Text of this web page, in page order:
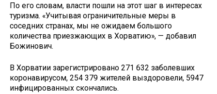
По его словам, власти пошли на этот шаг в интересах
туризма. «Учитывая ограничительные меры в
соседних странах, мы не ожидаем большого
количества приезжающих в Хорватию», — добавил
Божинович.
В Хорватии зарегистрировано 271 632 заболевших
коронавирусом, 254 379 жителей выздоровели, 5947
инфицированных скончались.